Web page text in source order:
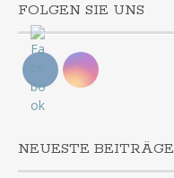
FOLGEN SIE UNS
NEUESTE BEITRÄGE